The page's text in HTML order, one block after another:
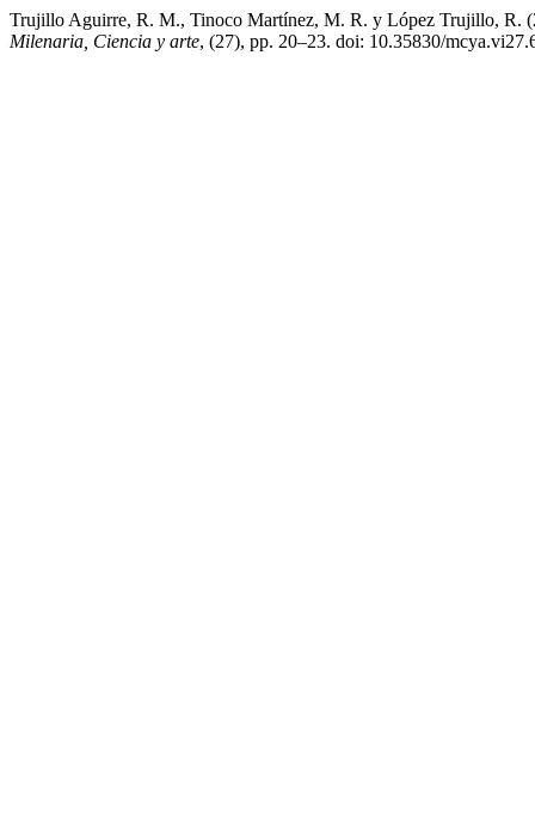
Trujillo Aguirre, R. M., Tinoco Martínez, M. R. y López Trujillo, R.
Milenaria, Ciencia y arte, (27), pp. 20–23. doi: 10.35830/